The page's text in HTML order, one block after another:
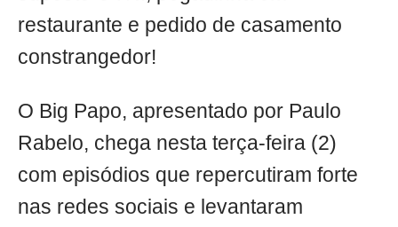
restaurante e pedido de casamento
constrangedor!
O Big Papo, apresentado por Paulo
Rabelo, chega nesta terça-feira (2)
com episódios que repercutiram forte
nas redes sociais e levantaram